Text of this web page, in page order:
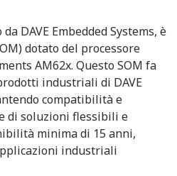
DAVE Embedded Systems, è
dotato del processore
AM62x. Questo SOM fa
industriali di DAVE
compatibilità e
di soluzioni flessibili e
minima di 15 anni,
industriali